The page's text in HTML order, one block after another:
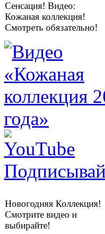
Сенсация! Видео:
Кожаная коллекция!
Смотреть обязательно!
Новогодняя Коллекция!
Смотрите видео и
выбирайте!